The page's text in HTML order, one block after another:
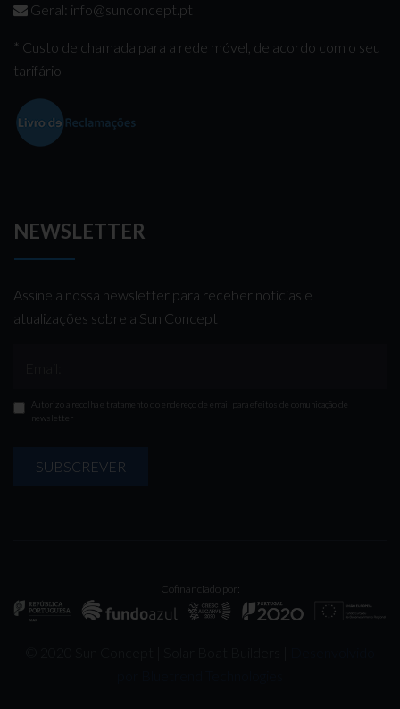
Geral: info@sunconcept.pt
* Custo de chamada para a rede móvel, de acordo com o seu
tarifário
NEWSLETTER
Assine a nossa newsletter para receber notícias e
atualizações sobre a Sun Concept
Autorizo a recolha e tratamento do endereço de email para efeitos de comunicação de
newsletter
SUBSCREVER
Cofinanciado por: